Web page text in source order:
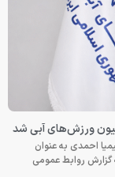
ورزش‌های آبی شد
احمدی به عنوان
روابط عمومی